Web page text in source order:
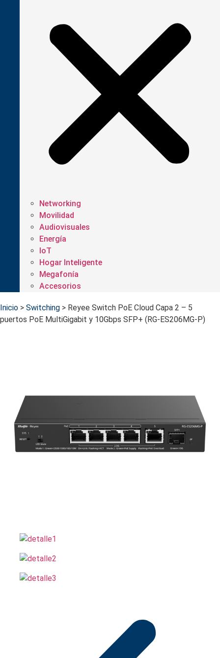
Networking
Movilidad
Audiovisuales
Energía
IoT
Hogar Inteligente
Megafonía
Accesorios
Inicio > Switching > Reyee Switch PoE Cloud Capa 2 – 5
puertos PoE MultiGigabit y 10Gbps SFP+ (RG-ES206MG-P)